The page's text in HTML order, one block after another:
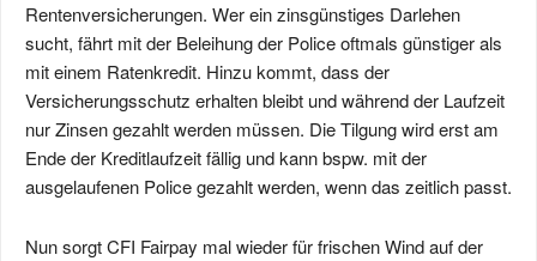
Rentenversicherungen. Wer ein zinsgünstiges Darlehen
sucht, fährt mit der Beleihung der Police oftmals günstiger als
mit einem Ratenkredit. Hinzu kommt, dass der
Versicherungsschutz erhalten bleibt und während der Laufzeit
nur Zinsen gezahlt werden müssen. Die Tilgung wird erst am
Ende der Kreditlaufzeit fällig und kann bspw. mit der
ausgelaufenen Police gezahlt werden, wenn das zeitlich passt.
Nun sorgt CFI Fairpay mal wieder für frischen Wind auf der